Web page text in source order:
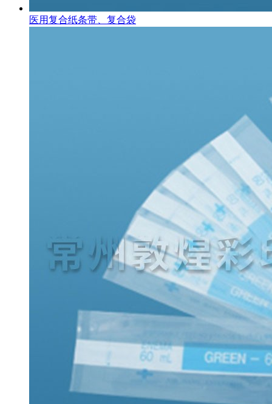
医用复合纸条带、复合袋